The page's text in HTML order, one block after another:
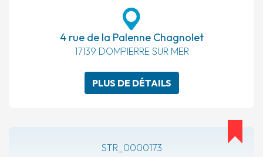
4 rue de la Palenne Chagnolet
17139 DOMPIERRE SUR MER
PLUS DE DÉTAILS
STR_0000173